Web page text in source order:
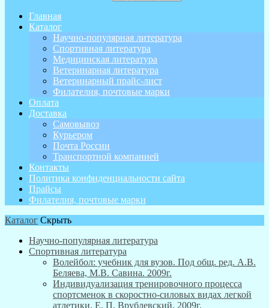
Главная
Каталог
Научно-популярная литература
Спортивная литература
Медицинская литература
Ветеринарная литература
Ветеринарный прайс-лист
Филателия, почтовые марки
Оплата
Доставка
Самовывоз
Курьером
Почта России
Транспортной компанией
Контакты
Политика конфиденциальности сайта
Прайсы
Филателия, почтовые марки
Каталог Скрыть
Научно-популярная литература
Спортивная литература
Волейбол: учебник для вузов. Под общ. ред. А.В.
Беляева, М.В. Савина. 2009г.
Индивидуализация тренировочного процесса
спортсменок в скоростно-силовых видах легкой
атлетики. Е. П. Врублевский. 2009г.